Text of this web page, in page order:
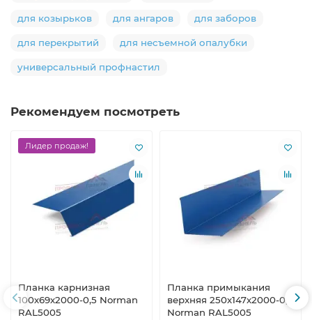
для козырьков для ангаров для заборов
для перекрытий для несъемной опалубки
универсальный профнастил
Рекомендуем посмотреть
Лидер продаж!
Планка карнизная
100х69х2000-0,5 Norman
RAL5005
Планка примыкания
верхняя 250х147х2000-0,5
Norman RAL5005